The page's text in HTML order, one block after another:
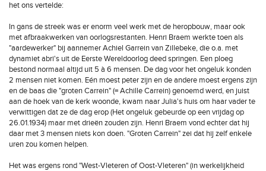
het ons vertelde:
In gans de streek was er enorm veel werk met de heropbouw, maar ook
met afbraakwerken van oorlogsrestanten. Henri Braem werkte toen als
"aardewerker" bij aannemer Achiel Garrein van Zillebeke, die o.a. met
dynamiet abri's uit de Eerste Wereldoorlog deed springen. Een ploeg
bestond normaal altijd uit 5 à 6 mensen. De dag voor het ongeluk konden
2 mensen niet komen. Eén moest peter zijn en de andere moest ergens zijn
en de baas die "groten Carrein" (= Achille Carrein) genoemd werd, en juist
aan de hoek van de kerk woonde, kwam naar Julia's huis om haar vader te
verwittigen dat ze de dag erop (Het ongeluk gebeurde op een vrijdag op
26.01.1934) maar met drieën zouden zijn. Henri Braem vond echter dat hij
daar met 3 mensen niets kon doen. "Groten Carrein" zei dat hij zelf enkele
uren zou komen helpen.
Het was ergens rond "West-Vleteren of Oost-Vleteren" (in werkelijkheid